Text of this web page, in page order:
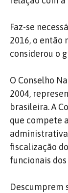
Faz-se
2016, o então
considerou o
O Conselho
2004,
brasileira. A
que compete
fiscalização
funcionais
Descumprem